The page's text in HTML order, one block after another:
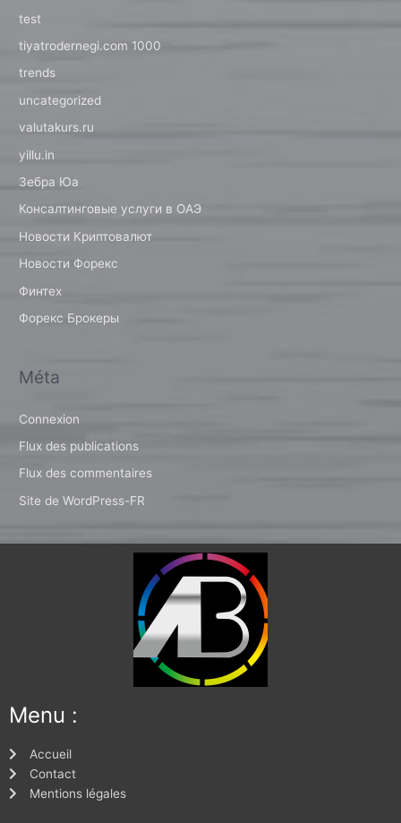
test
tiyatrodernegi.com 1000
trends
uncategorized
valutakurs.ru
yillu.in
Зебра Юа
Консалтинговые услуги в ОАЭ
Новости Криптовалют
Новости Форекс
Финтех
Форекс Брокеры
Méta
Connexion
Flux des publications
Flux des commentaires
Site de WordPress-FR
Menu :
Accueil
Contact
Mentions légales